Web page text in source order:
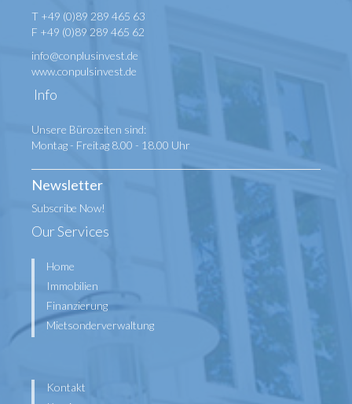
T +49 (0)89 289 465 63
F +49 (0)89 289 465 62
info@conplusinvest.de
www.conpulsinvest.de
Info
Unsere Bürozeiten sind:
Montag - Freitag 8.00 - 18.00 Uhr
Newsletter
Subscribe Now!
Our Services
Home
Immobilien
Finanzierung
Mietsonderverwaltung
Kontakt